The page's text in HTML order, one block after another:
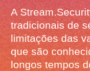
A
tradicionais de
limitações das
que são
longos tempos